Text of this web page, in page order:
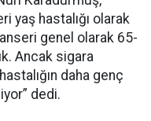
yaş hastalığı olarak
genel olarak 65-
Ancak sigara
daha genç
dedi.